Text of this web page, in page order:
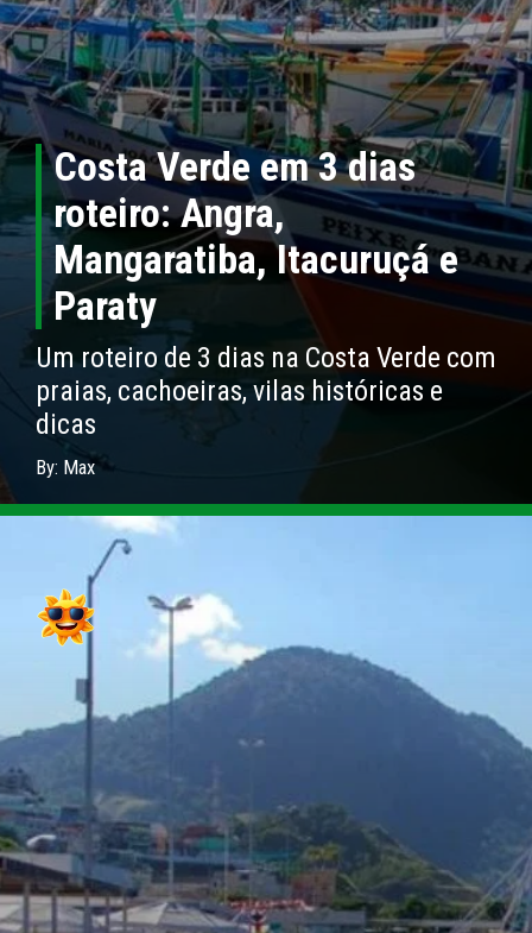
Costa Verde em 3 dias
roteiro: Angra,
Mangaratiba, Itacuruçá e
Paraty
Um roteiro de 3 dias na Costa Verde com
praias, cachoeiras, vilas históricas e
dicas
By: Max